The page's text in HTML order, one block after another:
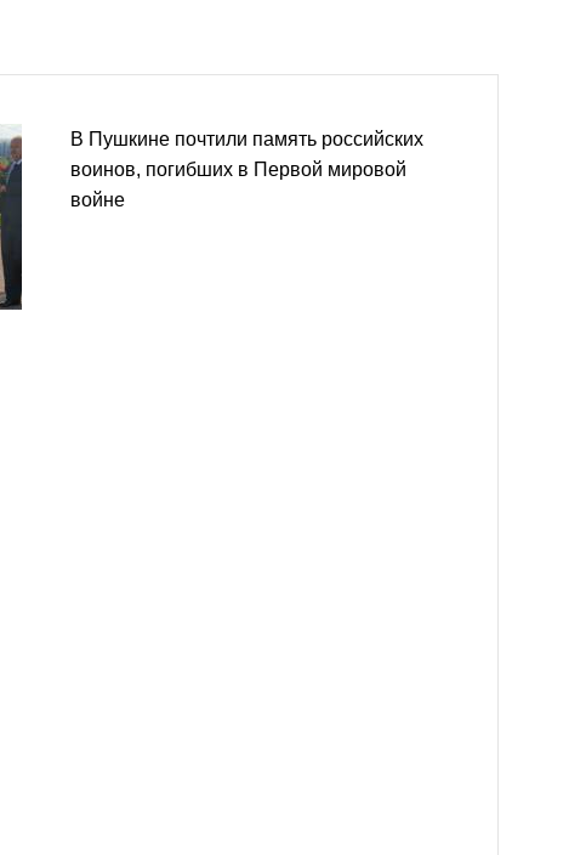
В Пушкине почтили память российских
воинов, погибших в Первой мировой
войне